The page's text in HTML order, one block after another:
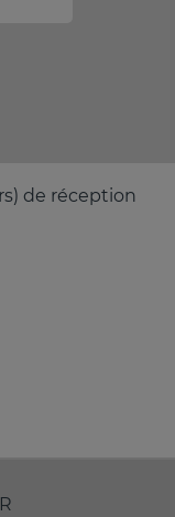
de réception